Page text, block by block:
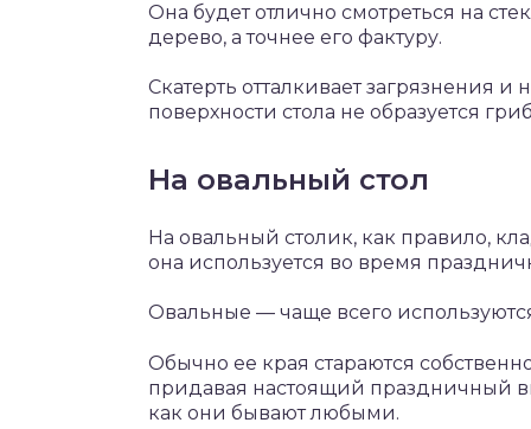
Она будет отлично смотреться на
дерево, а точнее его фактуру.
Скатерть отталкивает загрязнения
поверхности стола не образуется
На овальный стол
На овальный столик, как правило,
она используется во время
Овальные — чаще всего
Обычно ее края стараются
придавая настоящий праздничный
как они бывают любыми.